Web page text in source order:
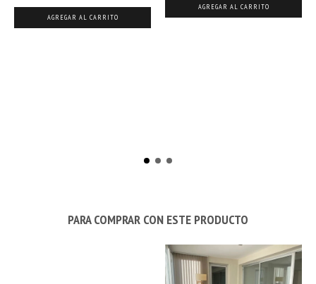
AGREGAR AL CARRITO
PARA COMPRAR CON ESTE PRODUCTO